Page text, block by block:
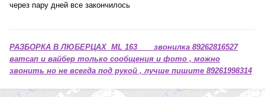
через пару дней все закончилось
РАЗБОРКА В ЛЮБЕРЦАХ ML 163 звонилка 89262816527
ватсап и вайбер только сообщения и фото , можно
звонить но не всегда под рукой , лучше пишите 89261998314